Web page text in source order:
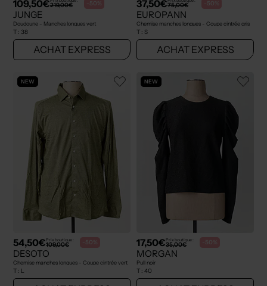
109,50€219,00€ -50%
JUNGE
Doudoune - Manches longues vert
T : 38
ACHAT EXPRESS
37,50€75,00€ -50%
EUROPANN
Chemise manches longues - Coupe cintrée gris
T : S
ACHAT EXPRESS
NEW
54,50€Prix boutique :
109,00€ -50%
DESOTO
Chemise manches longues - Coupe cintrée vert
T : L
NEW
17,50€Prix boutique :
35,00€ -50%
MORGAN
Pull noir
T : 40